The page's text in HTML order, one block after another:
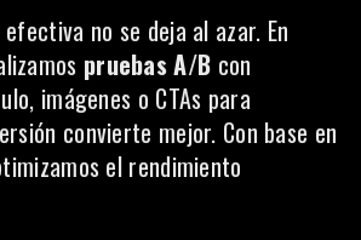
no se deja al azar. En
pruebas A/B con
imágenes o CTAs para
convierte mejor. Con base en
el rendimiento